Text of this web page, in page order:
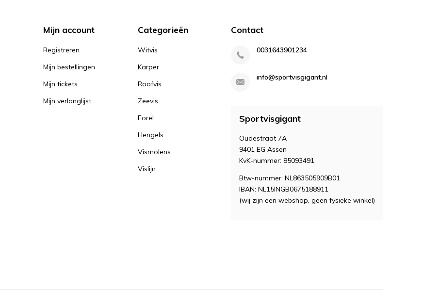
Mijn account
Registreren
Mijn bestellingen
Mijn tickets
Mijn verlanglijst
Categorieën
Witvis
Karper
Roofvis
Zeevis
Forel
Hengels
Vismolens
Vislijn
Contact
0031643901234
info@sportvisgigant.nl
Sportvisgigant
Oudestraat 7A
9401 EG Assen
KvK-nummer: 85093491
Btw-nummer: NL863505909B01
IBAN: NL15INGB0675188911
(wij zijn een webshop, geen fysieke winkel)